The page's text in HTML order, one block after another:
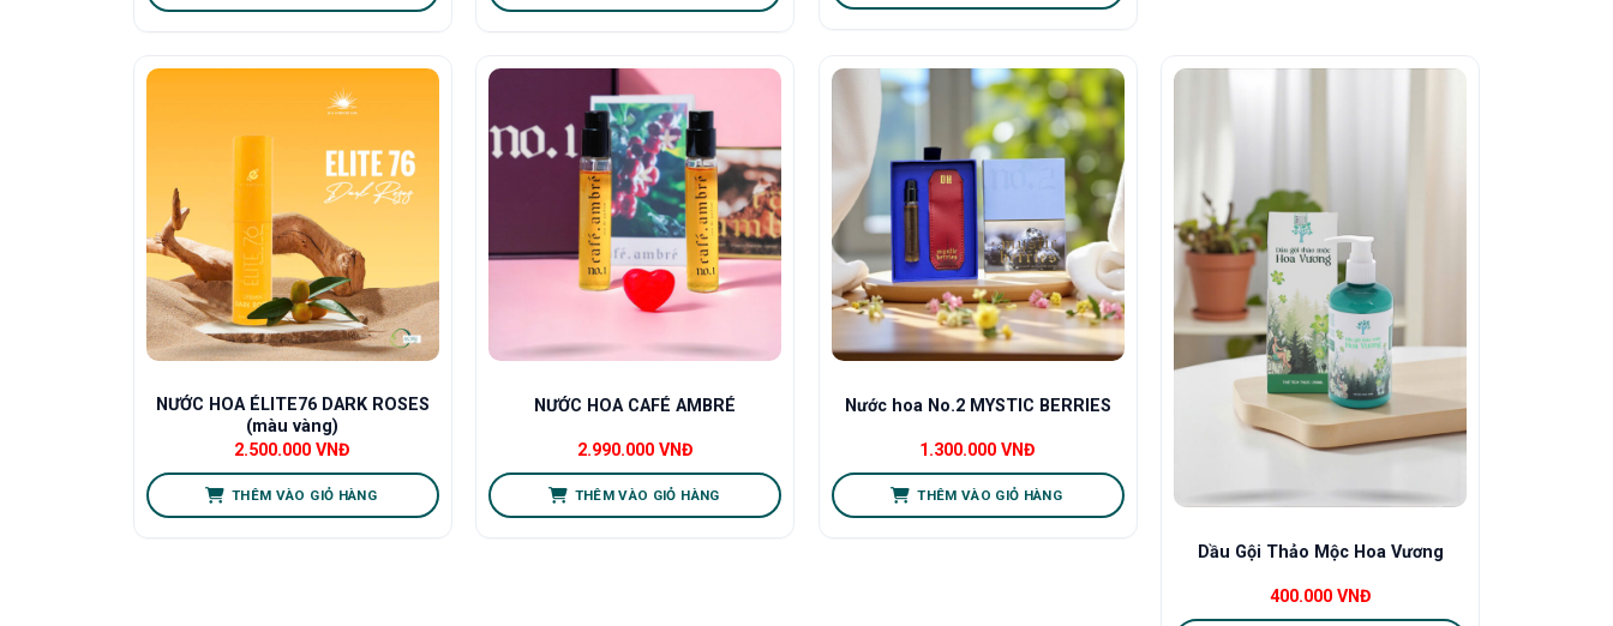
NƯỚC HOA ÉLITE76 DARK ROSES
(màu vàng)
2.500.000VNĐ
THÊM VÀO GIỎ HÀNG
NƯỚC HOA CAFÉ AMBRÉ
2.990.000 VNĐ
THÊM VÀO GIỎ HÀNG
Nước hoa No.2 MYSTIC BERRIES
1.300.000VNĐ
THÊM VÀO GIỎ HÀNG
Dầu Gội Thảo Mộc Hoa Vương
400.000 VNĐ